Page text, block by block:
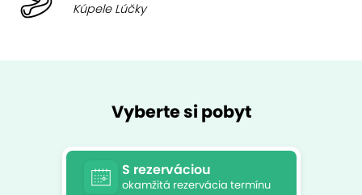
Kúpele Lúčky
Vyberte si pobyt
S rezerváciou
okamžitá rezervácia termínu